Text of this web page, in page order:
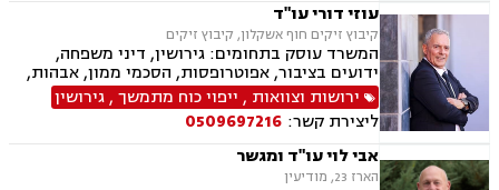
עוזי דורי עו"ד
קיבוץ זיקים חוף אשקלון, קיבוץ זיקים
המשרד עוסק בתחומים: גירושין, דיני משפחה,
ידועים בציבור, אפוטרופסות, הסכמי ממון, אבהות,
מזונות, משמורת, חלוקת רכוש, מעמד אישי, זמני
שהות, ניכור הורי, ירושות וצוואות, ייפוי כוח מתמשך,
דיני חוזים, עסקאות מכר דירה, פינוי מושכר, נחלות
ומשקים במושבים, העברה בין דורית
ירושות וצוואות , ייפוי כוח מתמשך,גירושין
ליצירת קשר: 0509697216
אבי לוי עו"ד ומגשר
הארז 23, מודיעין